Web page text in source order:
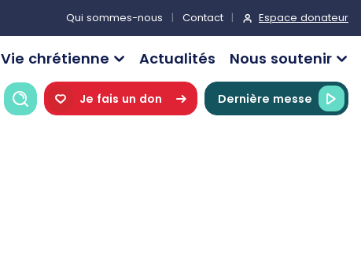
Qui sommes-nous Contact Espace donateur
Vie chrétienne Actualités Nous soutenir
RechercheJe fais un don Dernière messe